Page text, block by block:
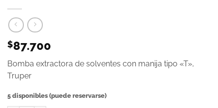
$87.700
Bomba extractora de solventes con manija tipo «T»,
Truper
5 disponibles (puede reservarse)